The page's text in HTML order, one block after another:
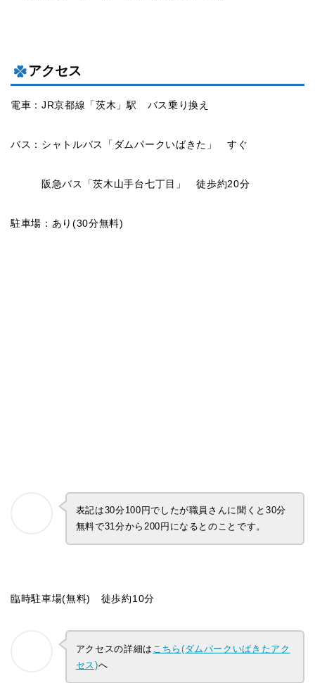
アクセス
電車：JR京都線「茨木」駅 バス乗り換え
バス：シャトルバス「ダムパークいばきた」 すぐ
阪急バス「茨木山手台七丁目」 徒歩約20分
駐車場：あり(30分無料)
表記は30分100円でしたが職員さんに聞くと30分
無料で31分から200円になるとのことです。
臨時駐車場(無料) 徒歩約10分
アクセスの詳細は こちら(ダムパークいばきたアク
セス)へ